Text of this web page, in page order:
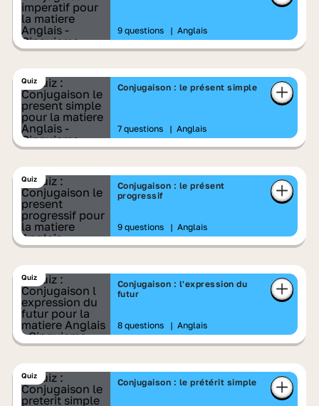
9 questions | Anglais
Quiz
Conjugaison : le présent simple
7 questions | Anglais
Quiz
Conjugaison : le présent
progressif
9 questions | Anglais
Quiz
Conjugaison : l'expression du
futur
8 questions | Anglais
Quiz
Conjugaison : le prétérit simple